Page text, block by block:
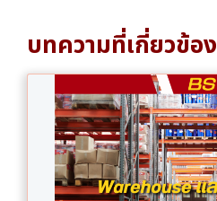
บทความที่เกี่ยวข้อง